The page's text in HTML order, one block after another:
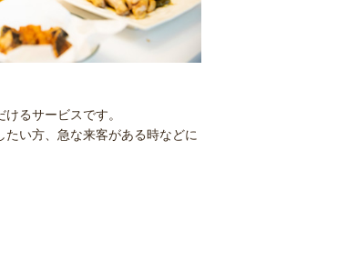
るサービスです。
い方、急な来客がある時などに